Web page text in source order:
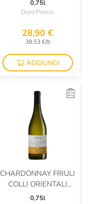
0,75l
Doro Princic
28,90 €
38,53 €/lt
AGGIUNGI
CHARDONNAY FRIULI
COLLI ORIENTALI
DOC
0,75l